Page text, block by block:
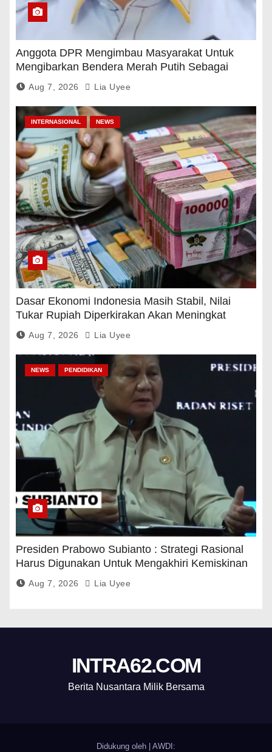
Anggota DPR Mengimbau Masyarakat Untuk
Mengibarkan Bendera Merah Putih Sebagai
Tanda Rasa Terima Kasih
Aug 7, 2026 Lia Uyee
INTERNASIONAL NEWS
Dasar Ekonomi Indonesia Masih Stabil, Nilai
Tukar Rupiah Diperkirakan Akan Meningkat
Aug 7, 2026 Lia Uyee
NEWS PENDIDIKAN
Presiden Prabowo Subianto : Strategi Rasional
Harus Digunakan Untuk Mengakhiri Kemiskinan
Aug 7, 2026 Lia Uyee
INTRA62.COM
Berita Nusantara Milik Bersama
Didukung oleh AWDI: